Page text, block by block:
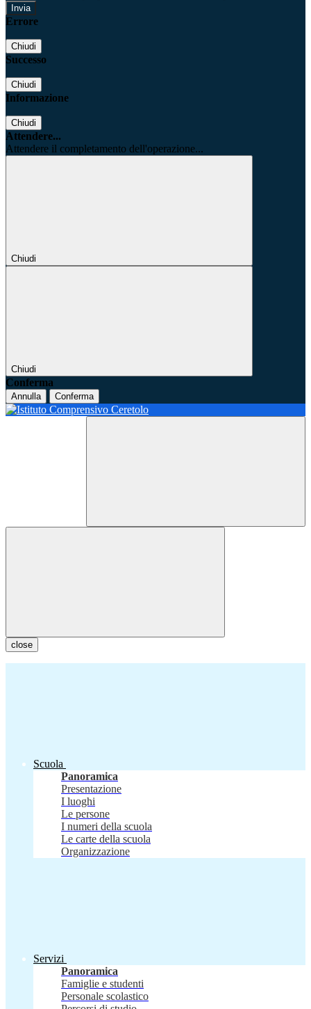
Errore
Chiudi
Successo
Chiudi
Informazione
Chiudi
Attendere...
Attendere il completamento dell'operazione...
Chiudi
Chiudi
Conferma
Annulla Conferma
close
Scuola
Panoramica
Presentazione
I luoghi
Le persone
I numeri della scuola
Le carte della scuola
Organizzazione
Servizi
Panoramica
Famiglie e studenti
Personale scolastico